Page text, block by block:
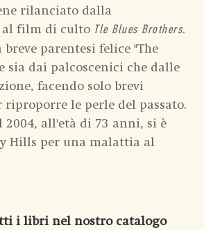
rilanciato dalla
al film di culto Tle Blues Brothers.
breve parentesi felice "The
sia dai palcoscenici che dalle
facendo solo brevi
le perle del passato.
2004, all'età di 73 anni, si è
Hills per una malattia al
i libri nel nostro catalogo